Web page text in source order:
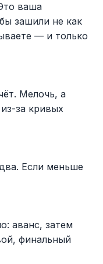
ваша
зашили не как
— и только
Мелочь, а
за кривых
Если меньше
аванс, затем
финальный